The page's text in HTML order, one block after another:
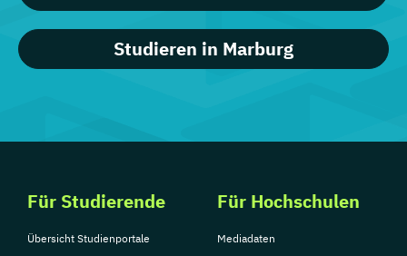
Studieren in Marburg
Für Studierende
Übersicht Studienportale
Für Hochschulen
Mediadaten